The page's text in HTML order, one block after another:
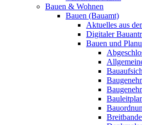
Bauen & Wohnen
Bauen (Bauamt)
Aktuelles aus
Digitaler
Bauen und